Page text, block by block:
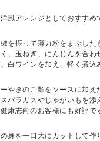
風アレンジとしておすすめ
を振って薄力粉をまぶした
、玉ねぎ、にんじんを合わ
白ワインを加え、軽く煮込
やきのこ類をソースに加え
パラガスやじゃがいもを添
康志向のお客様にも好評で
身を一口大にカットして作